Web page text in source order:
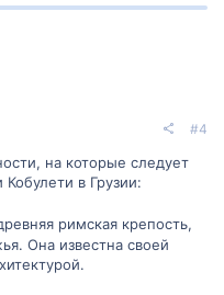
#4
на которые следует
в Грузии:
римская крепость,
Она известна своей